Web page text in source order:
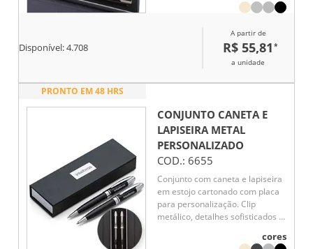
Disponível:4.708
A partir de
R$ 55,81 *
a unidade
PRONTO EM 48 HRS
CONJUNTO CANETA E
LAPISEIRA METAL
PERSONALIZADO
COD.: 6655
Conjunto com caneta e lapiseira
em estojo cartonado com placa
para personalização. Clip
metálico, detalhes sofisticados e
com espuma para melhor cores